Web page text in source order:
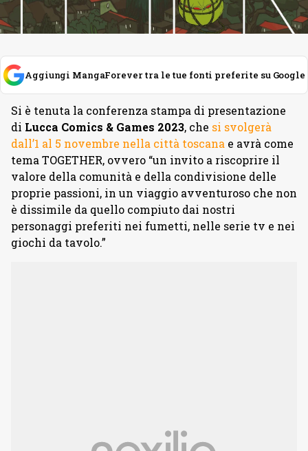
Aggiungi MangaForever tra le tue fonti preferite su Google
Si è tenuta la conferenza stampa di presentazione
di Lucca Comics & Games 2023, che si svolgerà
dall’1 al 5 novembre nella città toscana e avrà come
tema TOGETHER, ovvero “un invito a riscoprire il
valore della comunità e della condivisione delle
proprie passioni, in un viaggio avventuroso che non
è dissimile da quello compiuto dai nostri
personaggi preferiti nei fumetti, nelle serie tv e nei
giochi da tavolo.”